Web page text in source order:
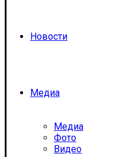
Новости
Медиа
Медиа
Фото
Видео